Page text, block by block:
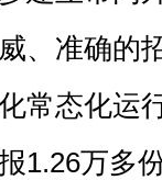
、准确的
常态化运
1.26万多